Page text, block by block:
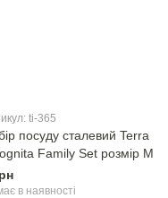
ti-365
посуду сталевий Terra
Family Set розмір M
в наявності